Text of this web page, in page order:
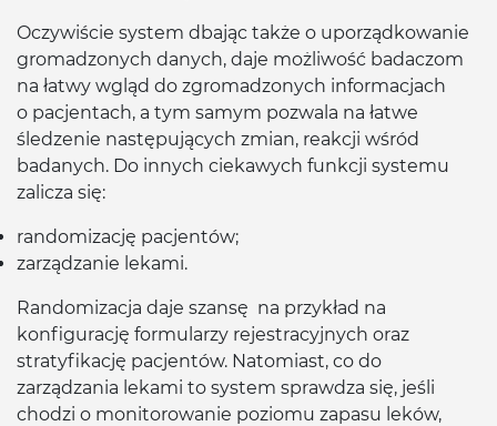
Oczywiście system dbając także o uporządkowanie
gromadzonych danych, daje możliwość badaczom
na łatwy wgląd do zgromadzonych informacjach
o pacjentach, a tym samym pozwala na łatwe
śledzenie następujących zmian, reakcji wśród
badanych. Do innych ciekawych funkcji systemu
zalicza się:
randomizację pacjentów;
zarządzanie lekami.
Randomizacja daje szansę na przykład na
konfigurację formularzy rejestracyjnych oraz
stratyfikację pacjentów. Natomiast, co do
zarządzania lekami to system sprawdza się, jeśli
chodzi o monitorowanie poziomu zapasu leków,